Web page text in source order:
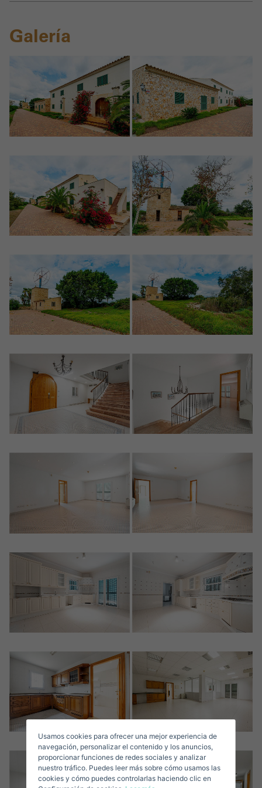
Galería
Descargar Expose
Accede a tu cuenta
Crear una cuenta
Nombre*
Apellidos*
Correo Electrónico*
Vende tu Propiedad
United
+1
Usamos cookies para ofrecer una mejor experiencia de
navegación, personalizar el contenido y los anuncios,
proporcionar funciones de redes sociales y analizar
nuestro tráfico. Puedes leer más sobre cómo usamos las
cookies y cómo puedes controlarlas haciendo clic en